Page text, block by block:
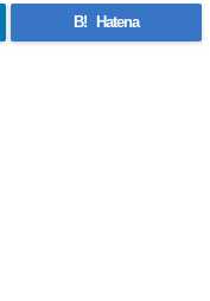
B! Hatena